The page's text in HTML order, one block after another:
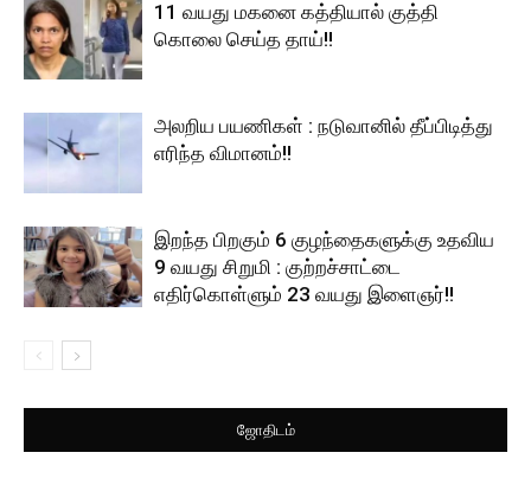
11 வயது மகனை கத்தியால் குத்தி
கொலை செய்த தாய்!!
அலறிய பயணிகள் : நடுவானில் தீப்பிடித்து
எரிந்த விமானம்!!
இறந்த பிறகும் 6 குழந்தைகளுக்கு உதவிய
9 வயது சிறுமி : குற்றச்சாட்டை
எதிர்கொள்ளும் 23 வயது இளைஞர்!!
ஜோதிடம்